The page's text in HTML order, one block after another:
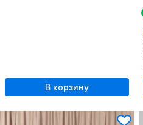
В корзину